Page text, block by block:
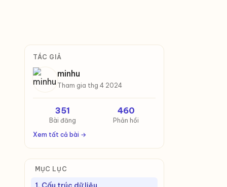
TÁC GIẢ
minhu
Tham gia thg 4 2024
351
Bài đăng
460
Phản hồi
Xem tất cả bài →
MỤC LỤC